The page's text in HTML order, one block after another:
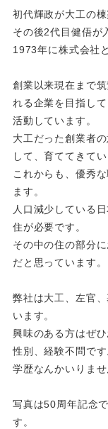
初代輝政が大工の
その後2代目健俉が
1973年に株式会社
創業以来現在まで
れる企業を目指して
活動しています。
大工だった創業者
して、育ててきてい
これからも、優秀
ます。
人口減少している
住が必要です。
その中の住の部分
だと思っています。
弊社は大工、左官
います。
興味のある方はぜ
性別、経験不問です
学歴なんかいりま
写真は50周年記念
す。